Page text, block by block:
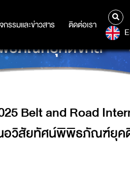
จกรรมและข่าวสาร ติดต่อเรา
กรรมและข่าวสาร ติดต่อเรา
พิธภัณฑ์ยุคดิจิทัล
Belt and Road
นอวิสัยทัศน์พิพิธภัณฑ์ยุ